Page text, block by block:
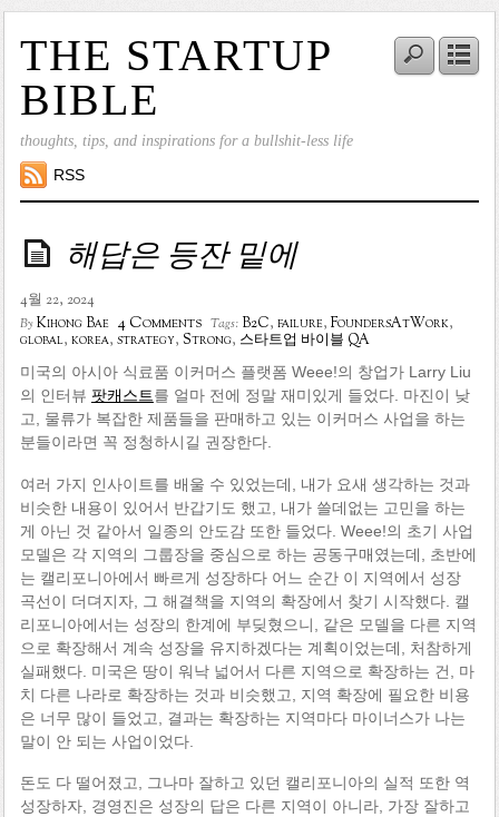
THE STARTUP
BIBLE
thoughts, tips, and inspirations for a bullshit-less life
RSS
해답은 등잔 밑에
4월 22, 2024
ByKihong Bae 4 Comments Tags: B2C, failure, FoundersAtWork,
global, korea, strategy, Strong, 스타트업 바이블 QA
미국의 아시아 식료품 이커머스 플랫폼 Weee!의 창업가 Larry Liu
의 인터뷰 팟캐스트를 얼마 전에 정말 재미있게 들었다. 마진이 낮
고, 물류가 복잡한 제품들을 판매하고 있는 이커머스 사업을 하는
분들이라면 꼭 정청하시길 권장한다.
여러 가지 인사이트를 배울 수 있었는데, 내가 요새 생각하는 것과
비슷한 내용이 있어서 반갑기도 했고, 내가 쓸데없는 고민을 하는
게 아닌 것 같아서 일종의 안도감 또한 들었다. Weee!의 초기 사업
모델은 각 지역의 그룹장을 중심으로 하는 공동구매였는데, 초반에
는 캘리포니아에서 빠르게 성장하다 어느 순간 이 지역에서 성장
곡선이 더뎌지자, 그 해결책을 지역의 확장에서 찾기 시작했다. 캘
리포니아에서는 성장의 한계에 부딪혔으니, 같은 모델을 다른 지역
으로 확장해서 계속 성장을 유지하겠다는 계획이었는데, 처참하게
실패했다. 미국은 땅이 워낙 넓어서 다른 지역으로 확장하는 건, 마
치 다른 나라로 확장하는 것과 비슷했고, 지역 확장에 필요한 비용
은 너무 많이 들었고, 결과는 확장하는 지역마다 마이너스가 나는
말이 안 되는 사업이었다.
돈도 다 떨어졌고, 그나마 잘하고 있던 캘리포니아의 실적 또한 역
성장하자, 경영진은 성장의 답은 다른 지역이 아니라, 가장 잘하고